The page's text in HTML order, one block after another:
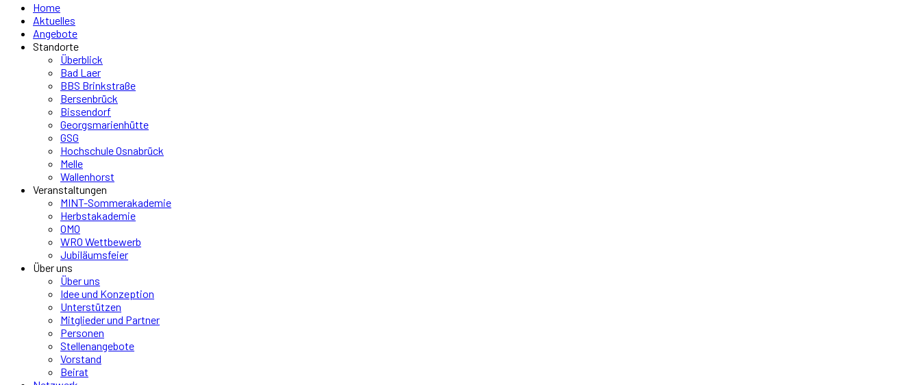
Home
Aktuelles
Angebote
Standorte
Überblick
Bad Laer
BBS Brinkstraße
Bersenbrück
Bissendorf
Georgsmarienhütte
GSG
Hochschule Osnabrück
Melle
Wallenhorst
Veranstaltungen
MINT-Sommerakademie
Herbstakademie
OMO
WRO Wettbewerb
Jubiläumsfeier
Über uns
Über uns
Idee und Konzeption
Unterstützen
Mitglieder und Partner
Personen
Stellenangebote
Vorstand
Beirat